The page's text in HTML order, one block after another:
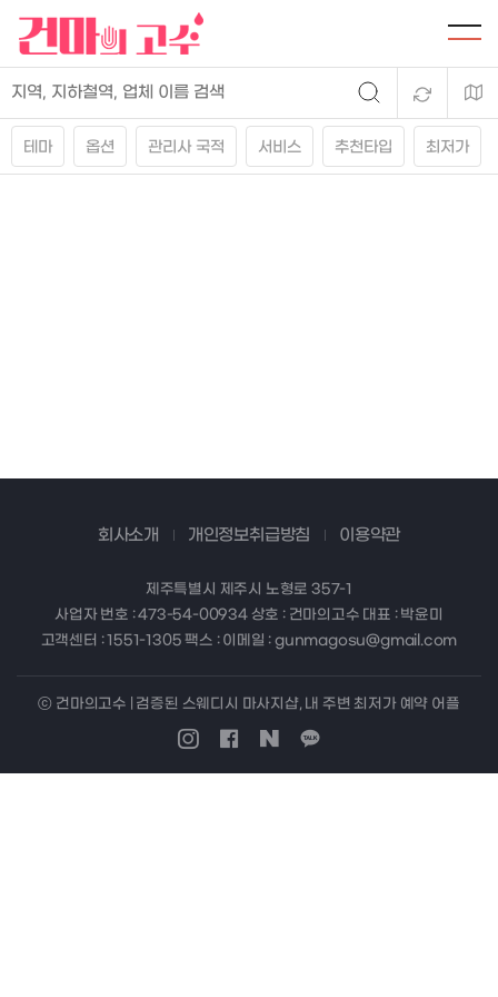
테마 옵션 관리사 국적 서비스 추천타입 최저가
회사소개 개인정보취급방침 이용약관
제주특별시 제주시 노형로 357-1
사업자 번호 : 473-54-00934 상호 : 건마의고수 대표 : 박윤미
고객센터 : 1551-1305 팩스 : 이메일 : gunmagosu@gmail.com
ⓒ 건마의고수 | 검증된 스웨디시 마사지샵, 내 주변 최저가 예약 어플